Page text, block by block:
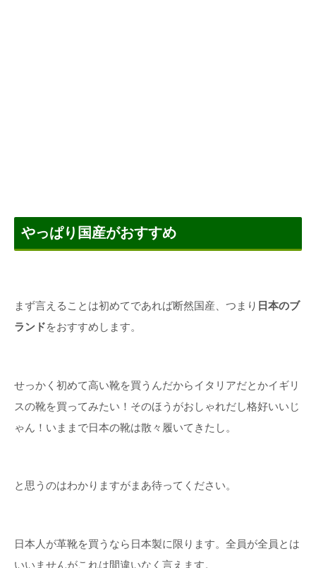
やっぱり国産がおすすめ
まず言えることは初めてであれば断然国産、つまり 日本のブ
ランドをおすすめします。
せっかく初めて高い靴を買うんだからイタリアだとかイギリ
スの靴を買ってみたい！そのほうがおしゃれだし格好いいじ
ゃん！いままで日本の靴は散々履いてきたし。
と思うのはわかりますがまあ待ってください。
日本人が革靴を買うなら日本製に限ります。全員が全員とは
いいませんがこれは間違いなく言えます。